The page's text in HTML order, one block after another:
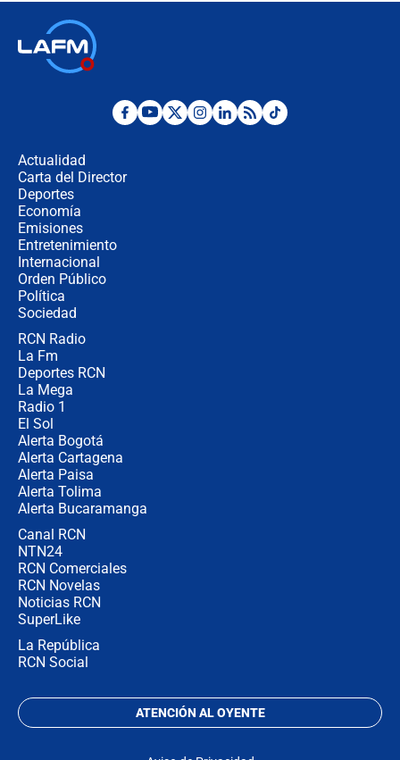
¿Por qué De la Espriella gobernará
Actualidad
Carta del Director
Deportes
Economía
Emisiones
Entretenimiento
Internacional
Orden Público
Política
Sociedad
RCN Radio
La Fm
Deportes RCN
La Mega
Radio 1
El Sol
Alerta Bogotá
Alerta Cartagena
Alerta Paisa
Alerta Tolima
Alerta Bucaramanga
Canal RCN
NTN24
RCN Comerciales
RCN Novelas
Noticias RCN
SuperLike
La República
RCN Social
ATENCIÓN AL OYENTE